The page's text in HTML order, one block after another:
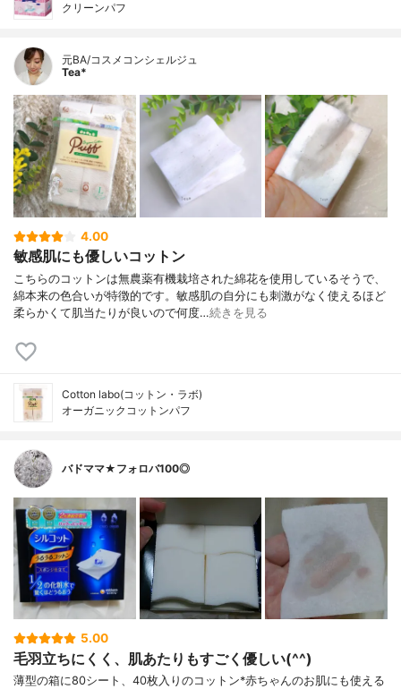
クリーンパフ
元BA/コスメコンシェルジュ
Tea*
4.00
敏感肌にも優しいコットン
こちらのコットンは無農薬有機栽培された綿花を使用しているそうで、
綿本来の色合いが特徴的です。敏感肌の自分にも刺激がなく使えるほど
柔らかくて肌当たりが良いので何度…続きを見る
Cotton labo(コットン・ラボ)
オーガニックコットンパフ
バドママ★フォロバ100◎
5.00
毛羽立ちにくく、肌あたりもすごく優しい(^^)
薄型の箱に80シート、40枚入りのコットン*赤ちゃんのお肌にも使える